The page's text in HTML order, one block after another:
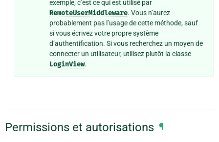
exemple, c’est ce qui est utilisé par
RemoteUserMiddleware. Vous n’aurez
probablement pas l’usage de cette méthode, sauf
si vous écrivez votre propre système
d’authentification. Si vous recherchez un moyen de
connecter un utilisateur, utilisez plutôt la classe
LoginView.
Permissions et autorisations ¶